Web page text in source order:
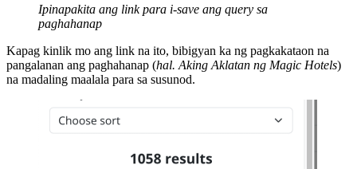
Ipinapakita ang link para i-save ang query sa
paghahanap
Kapag kinlik mo ang link na ito, bibigyan ka ng pagkakataon na
pangalanan ang paghahanap (hal. Aking Aklatan ng Magic Hotels)
na madaling maalala para sa susunod.